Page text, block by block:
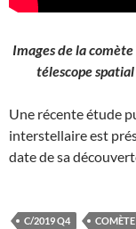
Images de la
télescope
Une récente étude
interstellaire est
date de sa
C/2019 Q4